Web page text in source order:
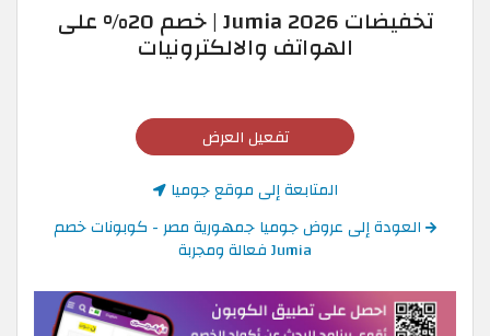
تخفيضات Jumia 2026 | خصم 20% على
الهواتف والالكترونيات
تفعيل العرض
المتابعة إلى موقع جوميا
العودة إلى عروض جوميا جمهورية مصر - كوبونات خصم
Jumia فعالة ومجربة